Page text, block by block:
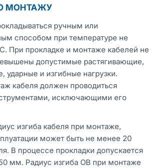
МОНТАЖУ
ручным или
способом при температуре не
При прокладке и монтаже кабелей не
допустимые растягивающие,
ударные и изгибные нагрузки.
кабеля должен проводиться
исключающими его
изгиба кабеля при монтаже,
может быть не менее 20
В процессе прокладки допускается
мм. Радиус изгиба ОВ при монтаже